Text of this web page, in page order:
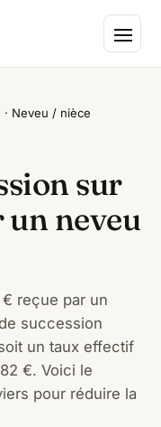
· Neveu / nièce
sur
neveu
reçue par un
succession
un taux effectif
€. Voici le
pour réduire la